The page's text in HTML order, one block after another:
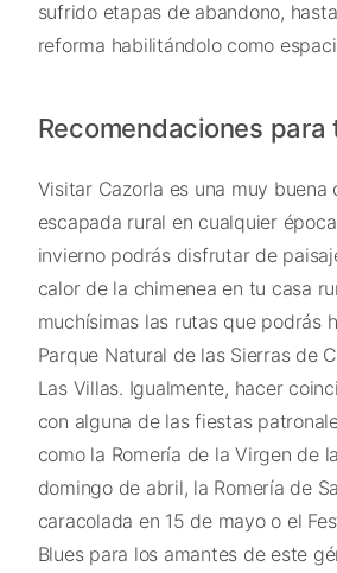
sufrido etapas de abandono,
reforma habilitándolo como
Recomendaciones para
Visitar Cazorla es una muy buena
escapada rural en cualquier
invierno podrás disfrutar de
calor de la chimenea en tu casa
muchísimas las rutas que podrás
Parque Natural de las Sierras de
Las Villas. Igualmente, hacer
con alguna de las fiestas
como la Romería de la Virgen de
domingo de abril, la Romería de
caracolada en 15 de mayo o el
Blues para los amantes de este